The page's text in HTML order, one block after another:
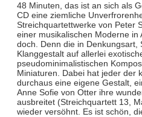
48 Minuten, das ist an sich als
CD eine ziemliche
Streichquartettwerke von Peter
einer musikalischen Moderne in
doch. Denn die in Denkungsart,
Klanggestalt auf allerlei
pseudominimalistischen
Miniaturen. Dabei hat jeder der
durchaus eine eigene Gestalt,
Anne Sofie von Otter ihre
ausbreitet (Streichquartett 13,
wieder versöhnt. Es ist schön,